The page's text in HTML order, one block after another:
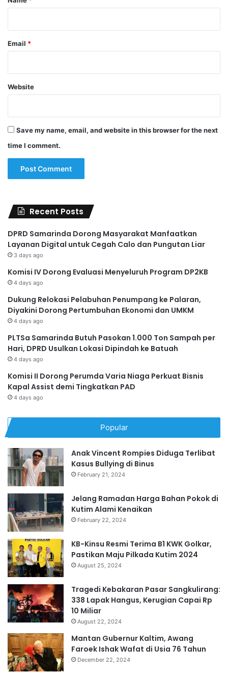
Email *
Website
Save my name, email, and website in this browser for the next
time I comment.
Recent Posts
DPRD Samarinda Dorong Masyarakat Manfaatkan
Layanan Digital untuk Cegah Calo dan Pungutan Liar
3 days ago
Komisi IV Dorong Evaluasi Menyeluruh Program DP2KB
4 days ago
Dukung Relokasi Pelabuhan Penumpang ke Palaran,
Diyakini Dorong Pertumbuhan Ekonomi dan UMKM
4 days ago
PLTSa Samarinda Butuh Pasokan 1.000 Ton Sampah per
Hari, DPRD Usulkan Lokasi Dipindah ke Batuah
4 days ago
Komisi II Dorong Perumda Varia Niaga Perkuat Bisnis
Kapal Assist demi Tingkatkan PAD
4 days ago
Popular
Anak Vincent Rompies Diduga Terlibat
Kasus Bullying di Binus
February 21, 2024
Jelang Ramadan Harga Bahan Pokok di
Kutim Alami Kenaikan
February 22, 2024
KB-Kinsu Resmi Terima B1 KWK Golkar,
Pastikan Maju Pilkada Kutim 2024
August 25, 2024
Tragedi Kebakaran Pasar Sangkulirang:
338 Lapak Hangus, Kerugian Capai Rp
10 Miliar
August 22, 2024
Mantan Gubernur Kaltim, Awang
Faroek Ishak Wafat di Usia 76 Tahun
December 22, 2024